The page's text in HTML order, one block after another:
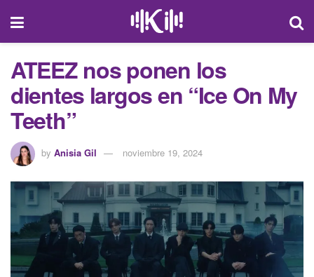
ATEEZ nos ponen los
dientes largos en “Ice On My
Teeth”
by Anisia Gil noviembre 19, 2024